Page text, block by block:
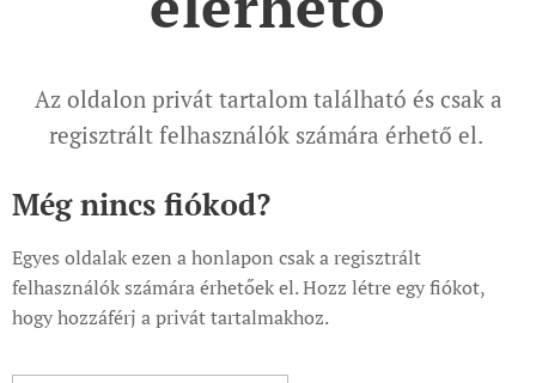
Az oldalon privát tartalom található és csak a
regisztrált felhasználók számára érhető el.
Még nincs fiókod?
Egyes oldalak ezen a honlapon csak a regisztrált
felhasználók számára érhetőek el. Hozz létre egy fiókot,
hogy hozzáférj a privát tartalmakhoz.